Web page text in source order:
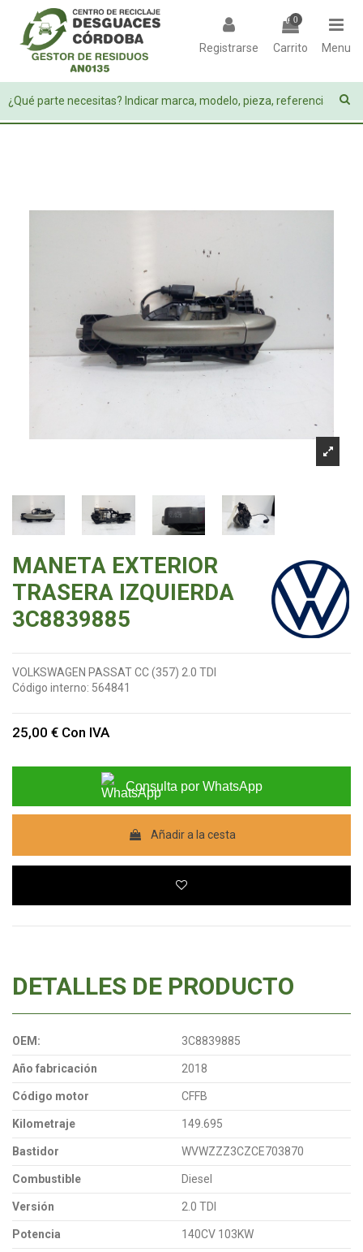
Registrarse
0
Carrito Menu
MANETA EXTERIOR
TRASERA IZQUIERDA
3C8839885
VOLKSWAGEN PASSAT CC (357) 2.0 TDI
Código interno: 564841
25,00 € Con IVA
Consulta por WhatsApp
Añadir a la cesta
DETALLES DE PRODUCTO
OEM: 3C8839885
Año fabricación 2018
Código motor CFFB
Kilometraje 149.695
Bastidor WVWZZZ3CZCE703870
Combustible Diesel
Versión 2.0 TDI
Potencia 140CV 103KW